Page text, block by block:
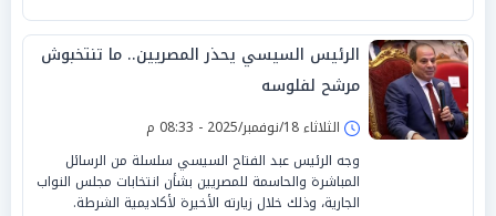
الرئيس السيسي يحذر المصريين.. ما تنتخبوش
مرشح لفلوسه
الثلاثاء 18/نوفمبر/2025 - 08:33 م
وجه الرئيس عبد الفتاح السيسي سلسلة من الرسائل
المباشرة والحاسمة للمصريين بشأن انتخابات مجلس النواب
الجارية، وذلك خلال زيارته الأخيرة لأكاديمية الشرطة.